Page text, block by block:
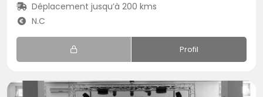
Déplacement jusqu’à 200 kms
N.C
Profil